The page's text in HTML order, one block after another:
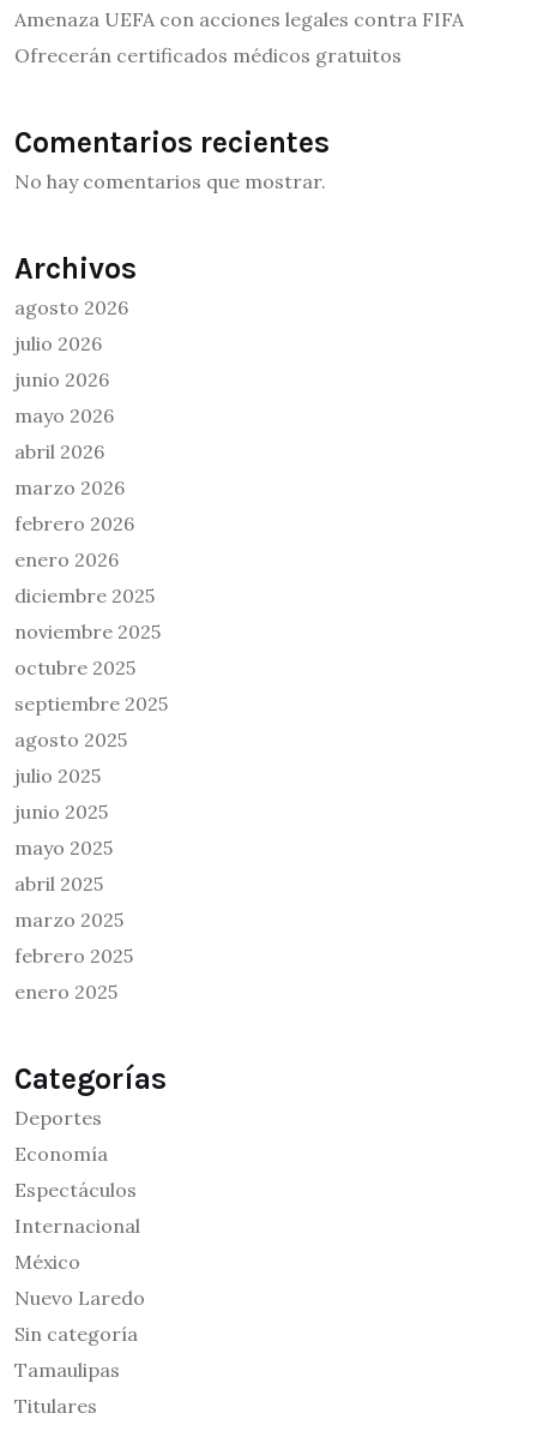
Amenaza UEFA con acciones legales contra FIFA
Ofrecerán certificados médicos gratuitos
Comentarios recientes
No hay comentarios que mostrar.
Archivos
agosto 2026
julio 2026
junio 2026
mayo 2026
abril 2026
marzo 2026
febrero 2026
enero 2026
diciembre 2025
noviembre 2025
octubre 2025
septiembre 2025
agosto 2025
julio 2025
junio 2025
mayo 2025
abril 2025
marzo 2025
febrero 2025
enero 2025
Categorías
Deportes
Economía
Espectáculos
Internacional
México
Nuevo Laredo
Sin categoría
Tamaulipas
Titulares